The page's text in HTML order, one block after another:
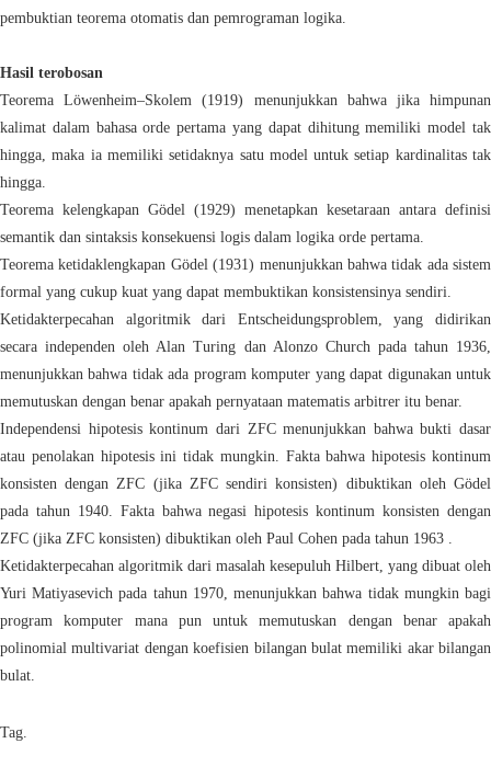
pembuktian teorema otomatis dan pemrograman logika.
Hasil terobosan
Teorema Löwenheim–Skolem (1919) menunjukkan bahwa jika himpunan
kalimat dalam bahasa orde pertama yang dapat dihitung memiliki model tak
hingga, maka ia memiliki setidaknya satu model untuk setiap kardinalitas tak
hingga.
Teorema kelengkapan Gödel (1929) menetapkan kesetaraan antara definisi
semantik dan sintaksis konsekuensi logis dalam logika orde pertama.
Teorema ketidaklengkapan Gödel (1931) menunjukkan bahwa tidak ada sistem
formal yang cukup kuat yang dapat membuktikan konsistensinya sendiri.
Ketidakterpecahan algoritmik dari Entscheidungsproblem, yang didirikan
secara independen oleh Alan Turing dan Alonzo Church pada tahun 1936,
menunjukkan bahwa tidak ada program komputer yang dapat digunakan untuk
memutuskan dengan benar apakah pernyataan matematis arbitrer itu benar.
Independensi hipotesis kontinum dari ZFC menunjukkan bahwa bukti dasar
atau penolakan hipotesis ini tidak mungkin. Fakta bahwa hipotesis kontinum
konsisten dengan ZFC (jika ZFC sendiri konsisten) dibuktikan oleh Gödel
pada tahun 1940. Fakta bahwa negasi hipotesis kontinum konsisten dengan
ZFC (jika ZFC konsisten) dibuktikan oleh Paul Cohen pada tahun 1963 .
Ketidakterpecahan algoritmik dari masalah kesepuluh Hilbert, yang dibuat oleh
Yuri Matiyasevich pada tahun 1970, menunjukkan bahwa tidak mungkin bagi
program komputer mana pun untuk memutuskan dengan benar apakah
polinomial multivariat dengan koefisien bilangan bulat memiliki akar bilangan
bulat.
Tag.